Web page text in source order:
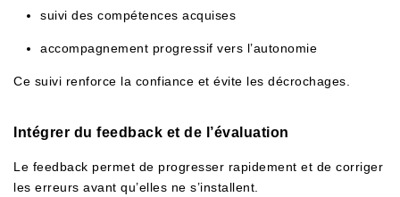
suivi des compétences acquises
accompagnement progressif vers l’autonomie
Ce suivi renforce la confiance et évite les décrochages.
Intégrer du feedback et de l’évaluation
Le feedback permet de progresser rapidement et de corriger
les erreurs avant qu’elles ne s’installent.